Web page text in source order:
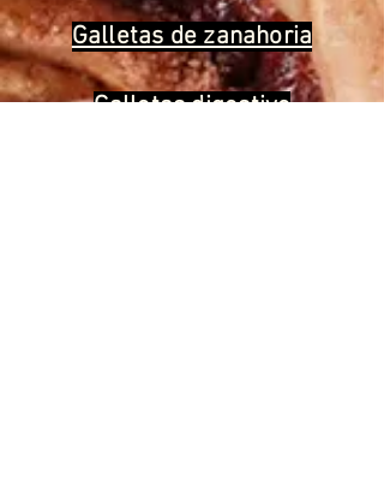
Galletas de zanahoria
Galletas digestive